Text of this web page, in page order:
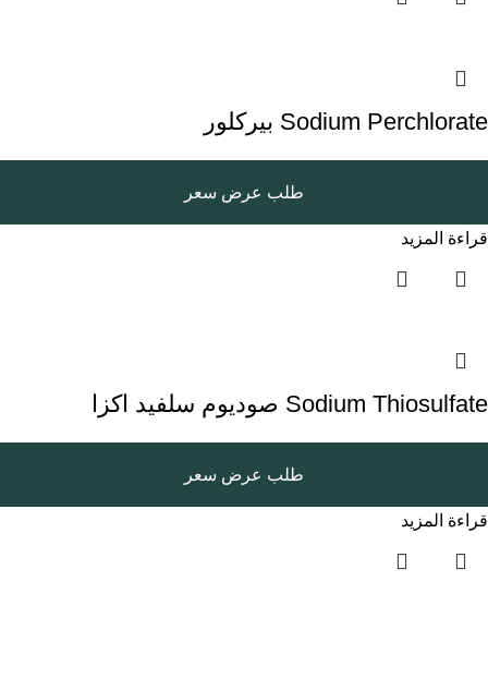
Sodium Perchlorate بيركلور
طلب عرض سعر
قراءة المزيد
Sodium Thiosulfate صوديوم سلفيد اكزا
طلب عرض سعر
قراءة المزيد